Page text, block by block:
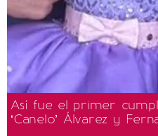
Así fue el primer
‘Canelo’ Álvarez y